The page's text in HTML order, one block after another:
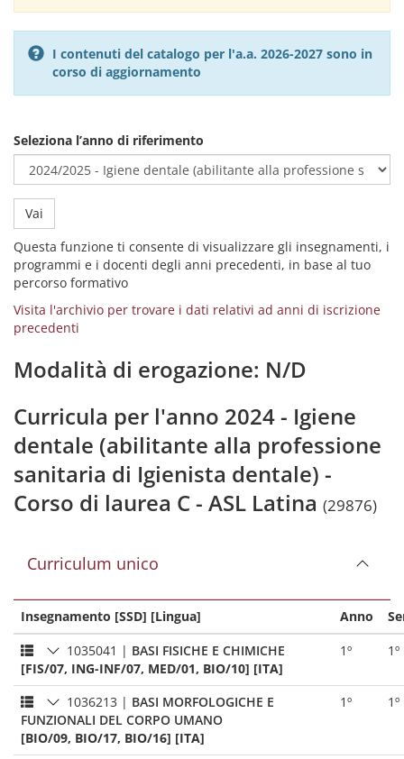
I contenuti del catalogo per l'a.a. 2026-2027 sono in
corso di aggiornamento
Seleziona l’anno di riferimento
Vai
Questa funzione ti consente di visualizzare gli insegnamenti, i
programmi e i docenti degli anni precedenti, in base al tuo
percorso formativo
Visita l'archivio per trovare i dati relativi ad anni di iscrizione
precedenti
Modalità di erogazione: N/D
Curricula per l'anno 2024 - Igiene
dentale (abilitante alla professione
sanitaria di Igienista dentale) -
Corso di laurea C - ASL Latina (29876)
Curriculum unico
Insegnamento [SSD] [Lingua] Anno
1035041 | BASI FISICHE E CHIMICHE
[FIS/07, ING-INF/07, MED/01, BIO/10] [ITA]
1º 1º
1036213 | BASI MORFOLOGICHE E
FUNZIONALI DEL CORPO UMANO
[BIO/09, BIO/17, BIO/16] [ITA]
1º 1º